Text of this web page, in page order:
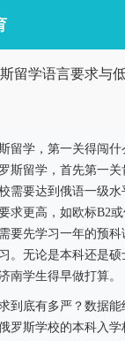
留学语言要求与
留学，第一关得闯
留学，首先第一关
需要达到俄语一级水
求更高，如欧标B2
要先学习一年的预
。无论是本科还是
南学生得早做打算。
到底有多严？数据
罗斯学校的本科入